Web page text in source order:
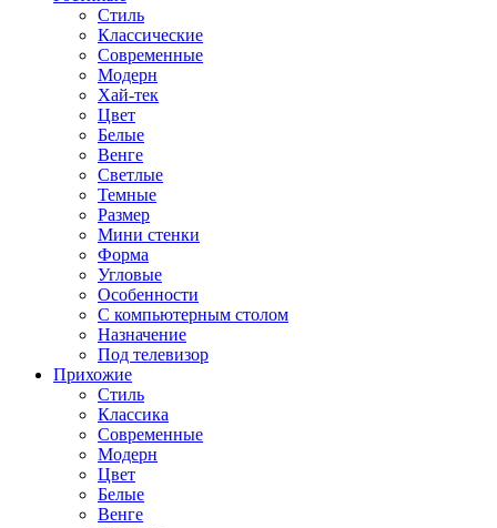
Стиль
Классические
Современные
Модерн
Хай-тек
Цвет
Белые
Венге
Светлые
Темные
Размер
Мини стенки
Форма
Угловые
Особенности
С компьютерным столом
Назначение
Под телевизор
Прихожие
Стиль
Классика
Современные
Модерн
Цвет
Белые
Венге